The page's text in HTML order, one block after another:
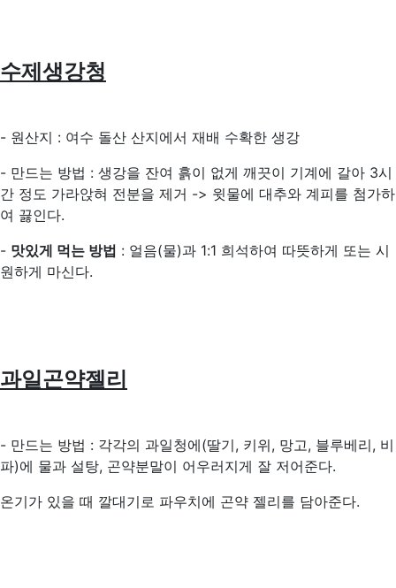
수제생강청
- 원산지 : 여수 돌산 산지에서 재배 수확한 생강
- 만드는 방법 : 생강을 잔여 흙이 없게 깨끗이 기계에 갈아 3시
간 정도 가라앉혀 전분을 제거 -> 윗물에 대추와 계피를 첨가하
여 끓인다.
- 맛있게 먹는 방법 : 얼음(물)과 1:1 희석하여 따뜻하게 또는 시
원하게 마신다.
과일곤약젤리
- 만드는 방법 : 각각의 과일청에(딸기, 키위, 망고, 블루베리, 비
파)에 물과 설탕, 곤약분말이 어우러지게 잘 저어준다.
온기가 있을 때 깔대기로 파우치에 곤약 젤리를 담아준다.